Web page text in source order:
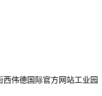
伟德国际官方网站工业园